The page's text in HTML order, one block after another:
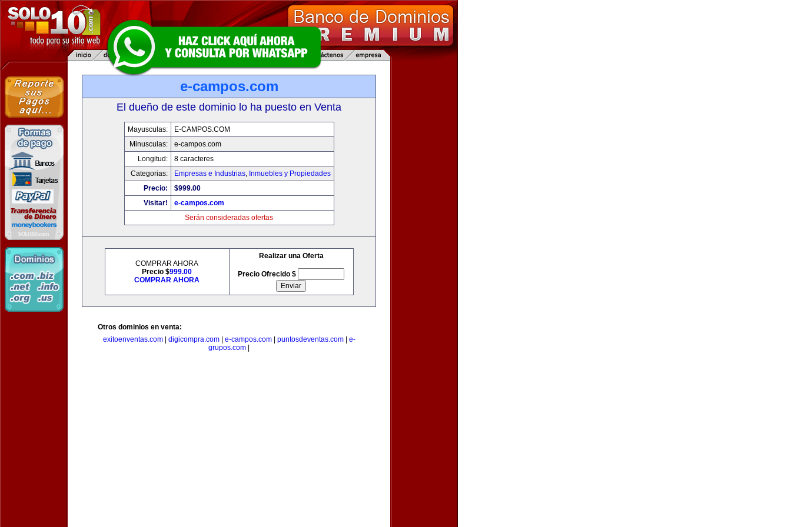
e-campos.com
El dueño de este dominio lo ha puesto en Venta
Mayusculas:
E-CAMPOS.COM
Minusculas:
e-campos.com
Longitud:
8 caracteres
Categorias:
Empresas e Industrias, Inmuebles y Propiedades
Precio:
$999.00
Visitar!
e-campos.com
Serán consideradas ofertas
COMPRAR AHORA
Precio $999.00
COMPRAR AHORA
Realizar una Oferta
Precio Ofrecido $
Otros dominios en venta:
exitoenventas.com| digicompra.com| e-campos.com| puntosdeventas.com| e-
grupos.com